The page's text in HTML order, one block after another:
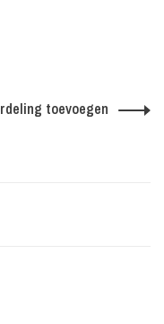
toevoegen